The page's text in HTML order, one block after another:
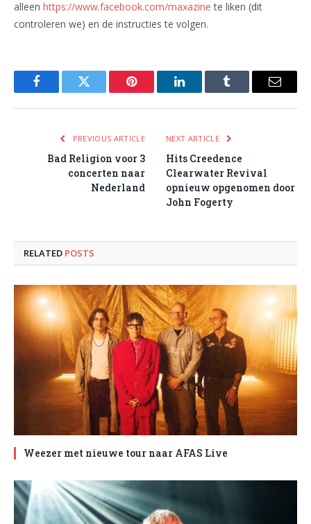
alleen https://www.facebook.com/maxazine te liken (dit
controleren we) en de instructies te volgen.
FacebookTwitter Pinterest LinkedInTumblr Email
PREVIOUS ARTICLE
Bad Religion voor 3
concerten naar
Nederland
NEXT ARTICLE
Hits Creedence
Clearwater Revival
opnieuw opgenomen door
John Fogerty
RELATED POSTS
Weezer met nieuwe tour naar AFAS Live